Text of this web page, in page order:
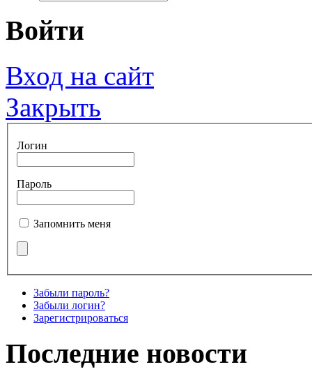
Войти
Вход на сайт
Закрыть
Логин
Пароль
Запомнить меня
Забыли пароль?
Забыли логин?
Зарегистрироваться
Последние новости